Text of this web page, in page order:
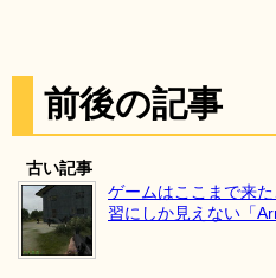
前後の記事
古い記事
ゲームはここまで来
習にしか見えない「